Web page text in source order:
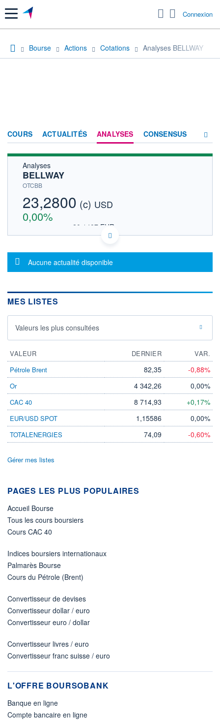
Menu Connexion
Bourse Actions Cotations Analyses BELLWAY
COURS ACTUALITÉS ANALYSES CONSENSUS
ACTIONNAIRES
Analyses
BELLWAY
OTCBB
23,2800 (c) USD
0,00%
20,1407 EUR
DONNÉES TEMPS DIFFÉRÉ
Politique d'exécution
Cotation sur les autres places
0,0000
0,0000 0,0000
VOLUME
0 0,00%
VALORISATION
2 630 MUSD
LIMITE À LA LIMITE À LA
0,0000
RENDEMENT
ESTIMÉ 2026
-
PER ESTIMÉ
2026
DERNIER
ÉCHANGE
Message d'information
Aucune actualité disponible
MES LISTES
Valeurs les plus consultées
VALEUR DERNIER
VAR.
Pétrole Brent
82,35 -0,88%
Or 4 342,26 0,00%
CAC 40 8 714,93 +0,17%
EUR/USD SPOT 1,15586 0,00%
TOTALENERGIES 74,09 -0,60%
Gérer mes listes
PAGES LES PLUS POPULAIRES
Accueil Bourse
Tous les cours boursiers
Cours CAC 40
Indices boursiers internationaux
Palmarès Bourse
Cours du Pétrole (Brent)
Convertisseur de devises
Convertisseur dollar / euro
Convertisseur euro / dollar
Convertisseur livres / euro
Convertisseur franc suisse / euro
L'OFFRE BOURSOBANK
Banque en ligne
Compte bancaire en ligne